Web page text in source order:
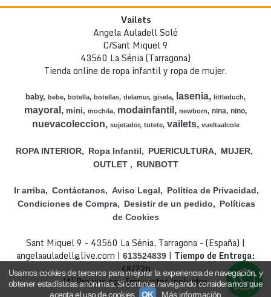
Vailets
Angela Auladell Solé
C/Sant Miquel 9
43560 La Sénia (Tarragona)
Tienda online de ropa infantil y ropa de mujer.
baby bebe botella botellas delamur gisela lasenia littleduch
mayoral mini mochila modainfantil newborn nina nino
nuevacoleccion sujetador tutete vailets vueltaalcole
ROPA INTERIOR Ropa Infantil PUERICULTURA
MUJER
OUTLET
RUNBOTT
Ir arriba Contáctanos Aviso Legal
Política de Privacidad
Condiciones de Compra
Desistir de un pedido
Políticas
de Cookies
Sant Miquel 9 - 43560 La Sénia, Tarragona - (España) |
angelaauladell@live.com | 613524839 | Tiempo de Entrega:
48/72h
(*) Precios con Impuestos incluidos
Usamos cookies de terceros para mejorar la experiencia de navegación, y
obtener estadísticas anónimas. Si continúa navegando consideramos que
acepta el uso de cookies.
OK Más información